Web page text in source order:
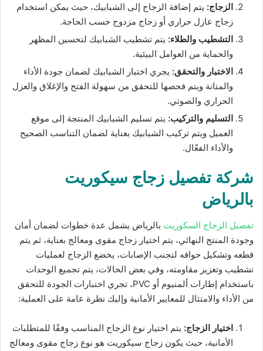
الزجاج: يتم إضافة الزجاج إلى الشبابيك، حيث يمكن استخدام
زجاج عازل حراري أو زجاج مزدوج حسب الحاجة.
التشطيب والطلاء: يتم تشطيب الشبابيك لتحسين المظهر
والحماية من العوامل البيئية.
الاختبار والتحقق: يجري اختبار الشبابيك لضمان جودة الأداء
والمتانة ويتم فحصها للتحقق من سهولة الفتح والإغلاق والعزل
الحراري والصوتي.
التسليم والتركيب: يتم تسليم الشبابيك المنتجة إلى موقع
العميل ويتم تركيب الشبابيك بعناية لضمان التناسب الصحيح
والأداء الفعّال.
شركة تفصيل زجاج سيكوريت
بالرياض
تفصيل الزجاج السكوريت بالرياض يشمل عدة خطوات لضمان أمان
وجودة المنتج النهائي، يتم اختيار زجاج مقوى ومعالج بعناية، ثم يتم
قطعه وتشكيل حوافه لتجنب الإصابات، يخضع الزجاج لعمليات
تشطيب وتعزيز مقاومته، وفي بعض الحالات، يتم تجميع الوحدات
باستخدام إطارات ألمنيوم أو PVC، تجري اختبارات الجودة للتحقق
من الأداء والامتثال للمعايير الأمانية وإليك نظرة عامة على العملية:
اختيار الزجاج: يتم اختيار نوع الزجاج المناسب وفقًا للمتطلبات
الأمانية، حيث يكون زجاج سيكوريت هو نوع زجاج مقوى ومعالج